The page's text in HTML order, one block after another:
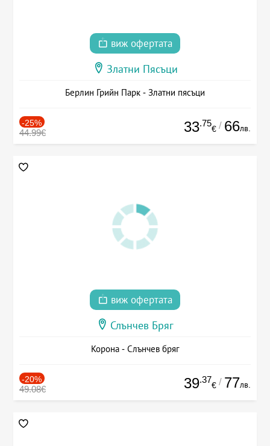
виж офертата
Златни Пясъци
Берлин Грийн Парк - Златни пясъци
-25%
44.99€ 33.75
€ / 66лв.
виж офертата
Слънчев Бряг
Корона - Слънчев бряг
-20%
49.08€ 39.37
€ / 77лв.